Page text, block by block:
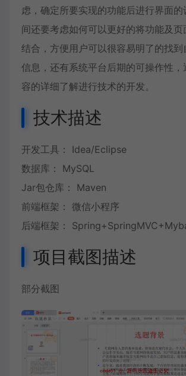
虑，确定所要实现的功能后进行界面的
间还要考虑如何可以更好的将功能及页
结合，方便用户可以很容易明了的找到
信息，还有系统平台后期的可操作性，
容的详细了解进行技术的开发。
技术描述
开发工具： Idea/Eclipse
数据库： MySQL
Jar包仓库： Maven
前端框架： 微信小程序
后端框架：
项目截图描述
部分截图